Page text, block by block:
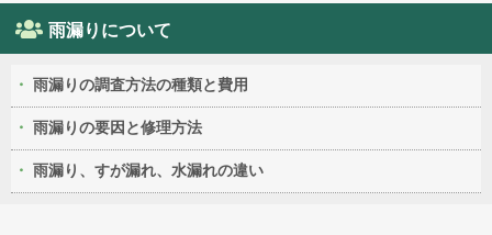
雨漏りについて
雨漏りの調査方法の種類と費用
雨漏りの要因と修理方法
雨漏り、すが漏れ、水漏れの違い